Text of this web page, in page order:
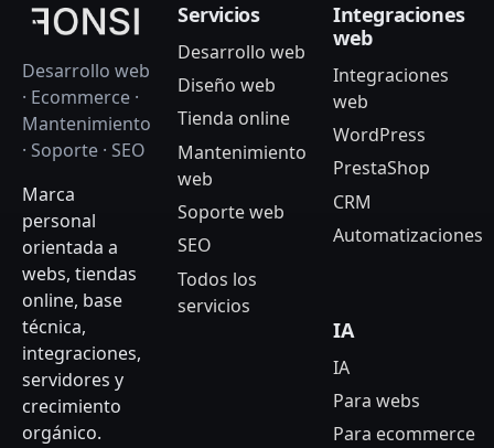
Desarrollo web
· Ecommerce ·
Mantenimiento
· Soporte · SEO
Marca
personal
orientada a
webs, tiendas
online, base
técnica,
integraciones,
servidores y
crecimiento
orgánico.
Servicios
Desarrollo web
Diseño web
Tienda online
Mantenimiento
web
Soporte web
SEO
Todos los
servicios
Integraciones
web
Integraciones
web
WordPress
PrestaShop
CRM
Automatizaciones
IA
IA
Para webs
Para ecommerce